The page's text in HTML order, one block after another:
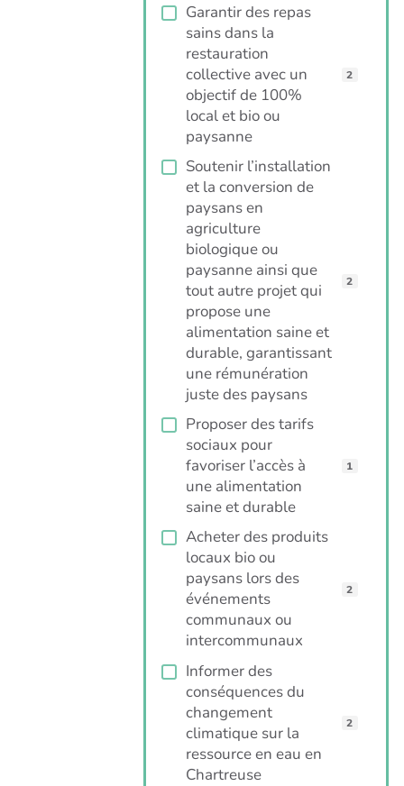
Garantir des repas
sains dans la
restauration
collective avec un
objectif de 100%
local et bio ou
paysanne
2
Soutenir l’installation
et la conversion de
paysans en
agriculture
biologique ou
paysanne ainsi que
tout autre projet qui
propose une
alimentation saine et
durable, garantissant
une rémunération
juste des paysans
2
Proposer des tarifs
sociaux pour
favoriser l’accès à
une alimentation
saine et durable
1
Acheter des produits
locaux bio ou
paysans lors des
événements
communaux ou
intercommunaux
2
Informer des
conséquences du
changement
climatique sur la
ressource en eau en
Chartreuse
2